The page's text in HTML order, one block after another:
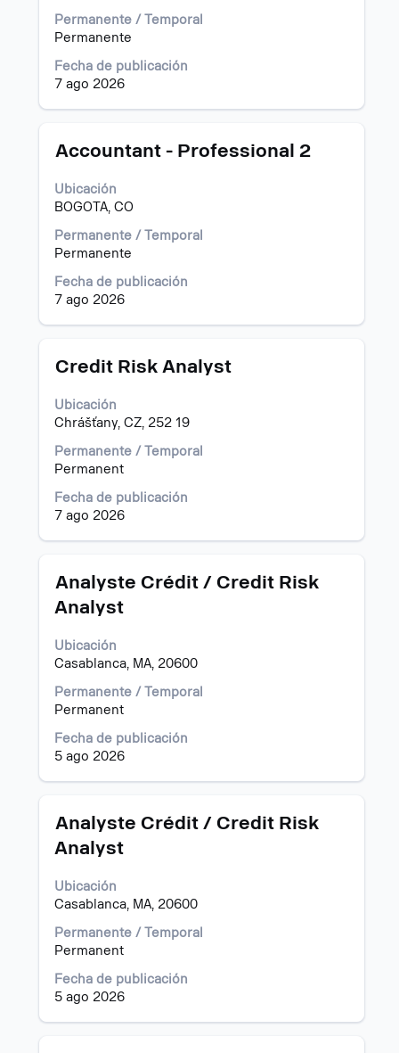
Permanente / Temporal
Permanente
Fecha de publicación
7 ago 2026
ver
el
completo
de
la
del
puesto.
Título
Accountant - Professional 2
Ubicación
BOGOTA, CO
Permanente / Temporal
Permanente
Fecha de publicación
7 ago 2026
Utilice
barra
espaciadora
ver
el
completo
de
la
del
puesto.
Título
Credit Risk Analyst
Ubicación
Chrášťany, CZ, 252 19
Permanente / Temporal
Permanent
Fecha de publicación
7 ago 2026
Utilice
barra
espaciadora
ver
el
completo
de
la
del
puesto.
Título
Analyste Crédit / Credit Risk
Analyst
Ubicación
Casablanca, MA, 20600
Permanente / Temporal
Permanent
Fecha de publicación
5 ago 2026
Utilice
barra
para
ver
el
contenido
de
la
Título
Analyste Crédit / Credit Risk
Analyst
Ubicación
Casablanca, MA, 20600
Permanente / Temporal
Permanent
Fecha de publicación
5 ago 2026
Utilice
barra
para
ver
el
contenido
de
la